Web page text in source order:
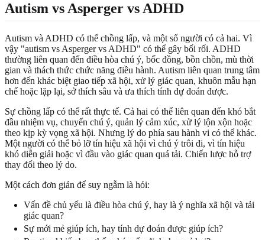
Autism vs Asperger vs ADHD
Autism và ADHD có thể chồng lấp, và một số người có cả hai. Vì
vậy "autism vs Asperger vs ADHD" có thể gây bối rối. ADHD
thường liên quan đến điều hòa chú ý, bốc đồng, bồn chồn, mù thời
gian và thách thức chức năng điều hành. Autism liên quan trung tâm
hơn đến khác biệt giao tiếp xã hội, xử lý giác quan, khuôn mẫu hạn
chế hoặc lặp lại, sở thích sâu và ưa thích tính dự đoán được.
Sự chồng lấp có thể rất thực tế. Cả hai có thể liên quan đến khó bắt
đầu nhiệm vụ, chuyển chú ý, quản lý cảm xúc, xử lý lộn xộn hoặc
theo kịp kỳ vọng xã hội. Nhưng lý do phía sau hành vi có thể khác.
Một người có thể bỏ lỡ tín hiệu xã hội vì chú ý trôi đi, vì tín hiệu
khó diễn giải hoặc vì đầu vào giác quan quá tải. Chiến lược hỗ trợ
thay đổi theo lý do.
Một cách đơn giản để suy ngẫm là hỏi:
Vấn đề chủ yếu là điều hòa chú ý, hay là ý nghĩa xã hội và tải
giác quan?
Sự mới mẻ giúp ích, hay tính dự đoán được giúp ích?